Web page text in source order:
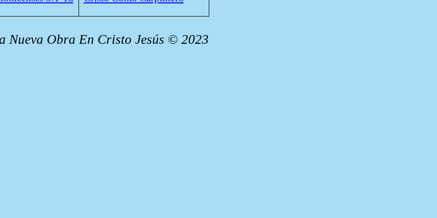
Nueva Obra En Cristo Jesús © 2023